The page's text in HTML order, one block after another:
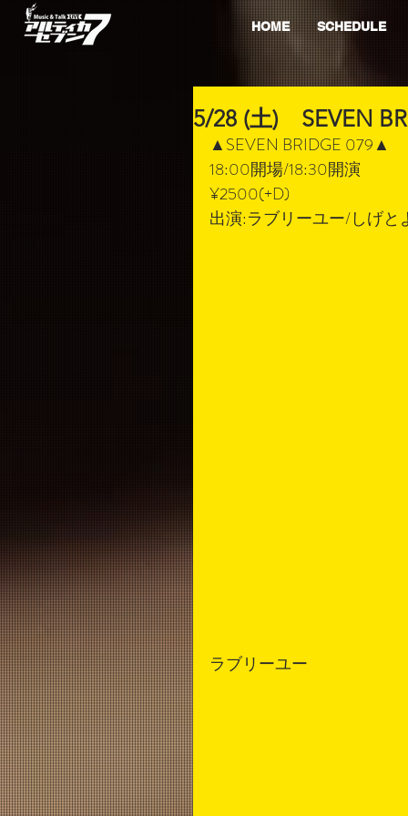
HOME SCHEDULE
5/28 (土) SEVEN
▲SEVEN BRIDGE 079▲
18:00開場/18:30開演
¥2500(+D)
出演:ラブリーユー/しげと
ラブリーユー